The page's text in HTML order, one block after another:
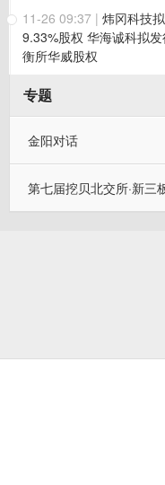
11-26 09:37 | 炜冈科技
9.33%股权 华海诚科拟
衡所华威股权
专题
金阳对话
第七届挖贝北交所·新三